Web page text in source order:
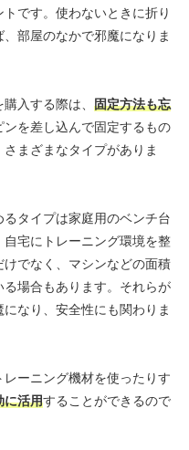
です。使わないときに折り
部屋のなかで邪魔になりま
入する際は、 固定方法も忘
ンを差し込んで固定するもの
まざまなタイプがありま
タイプは家庭用のベンチ台
宅にトレーニング環境を整
でなく、マシンなどの面積
場合もあります。それらが
なり、安全性にも関わりま
ーニング機材を使ったりす
に活用することができるので